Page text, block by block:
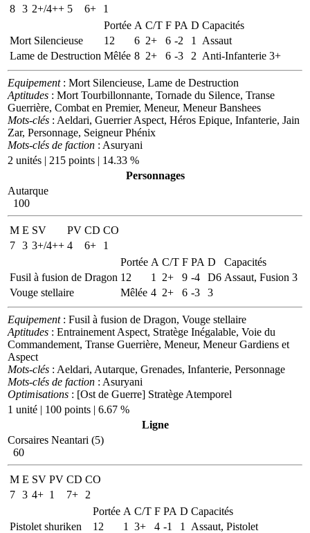
8 3 2+/4++ 5 6+
1
Portée A C/T F PA D Capacités
Mort Silencieuse
12 6 2+ 6 -2 1
Assaut
Lame de Destruction Mêlée 8 2+ 6 -3 2 Anti-Infanterie 3+
Equipement: Mort Silencieuse, Lame de Destruction
Aptitudes : Mort Tourbillonnante, Tornade du Silence, Transe
Guerrière, Combat en Premier, Meneur, Meneur Banshees
Mots-clés : Aeldari, Guerrier Aspect, Héros Epique, Infanterie, Jain
Zar, Personnage, Seigneur Phénix
Mots-clés de faction : Asuryani
2 unités | 215 points | 14.33 %
Personnages
Autarque
100
M E SV PV CD CO
7 3 3+/4++ 4 6+
1
Portée A C/T F PA D
Capacités
Fusil à fusion de Dragon 12 1 2+ 9 -4 D6 Assaut, Fusion 3
Vouge stellaire
Mêlée 4 2+ 6 -3 3
Equipement: Fusil à fusion de Dragon, Vouge stellaire
Aptitudes : Entrainement Aspect, Stratège Inégalable, Voie du
Commandement, Transe Guerrière, Meneur, Meneur Gardiens et
Aspect
Mots-clés : Aeldari, Autarque, Grenades, Infanterie, Personnage
Mots-clés de faction : Asuryani
Optimisations : [Ost de Guerre] Stratège Atemporel
1 unité | 100 points | 6.67 %
Ligne
Corsaires Neantari (5)
60
M E SV PV CD CO
7 3 4+ 1 7+
2
Portée A C/T F PA D Capacités
Pistolet shuriken
12 1 3+ 4 -1 1
Assaut, Pistolet